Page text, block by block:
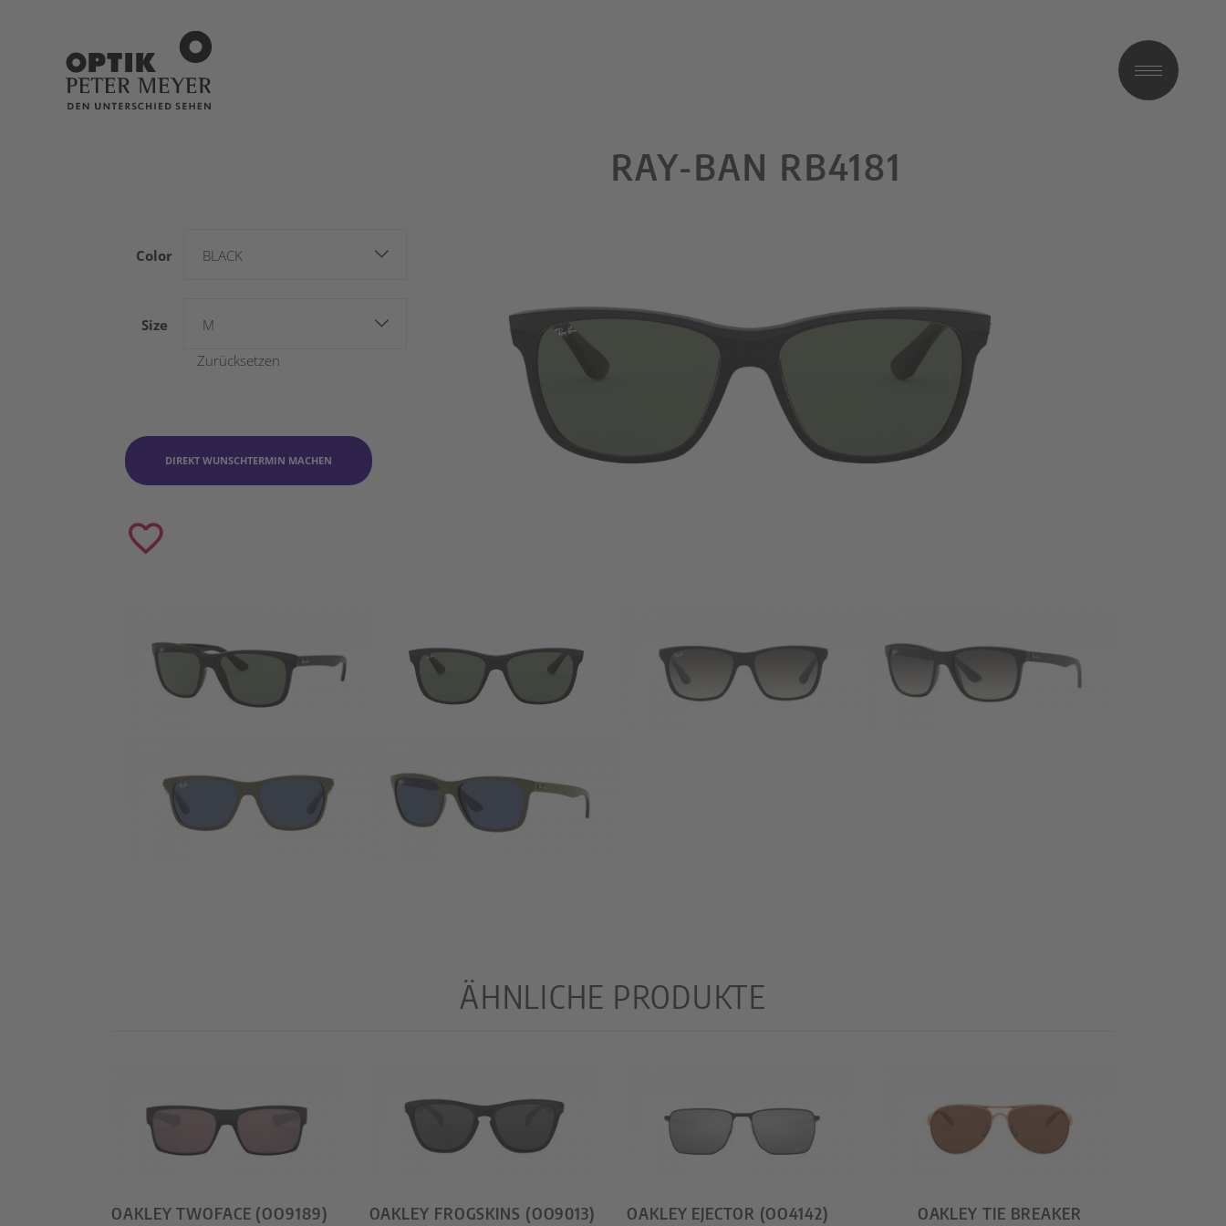
RAY-BAN RB4181
Color BLACK
Size
M
Zurücksetzen
DIREKT WUNSCHTERMIN MACHEN
ÄHNLICHE PRODUKTE
OAKLEY TWOFACE (OO9189) OAKLEY FROGSKINS (OO9013) OAKLEY EJECTOR (OO4142)
OAKLEY TIE BREAKER